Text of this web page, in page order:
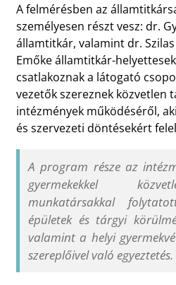
A felmérésben az
személyesen részt vesz: dr.
államtitkár, valamint dr.
Emőke államtitkár-
csatlakoznak a látogató
vezetők szereznek közvetlen
intézmények működéséről,
és szervezeti döntésekért
A program része az
gyermekekkel
munkatársakkal
épületek és tárgyi
valamint a helyi
szereplőivel való egyeztetés.